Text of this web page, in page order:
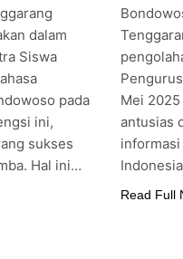
dalam
Siswa
pada
ini,
sukses
Hal ini…
Mei
antusias
Read Full